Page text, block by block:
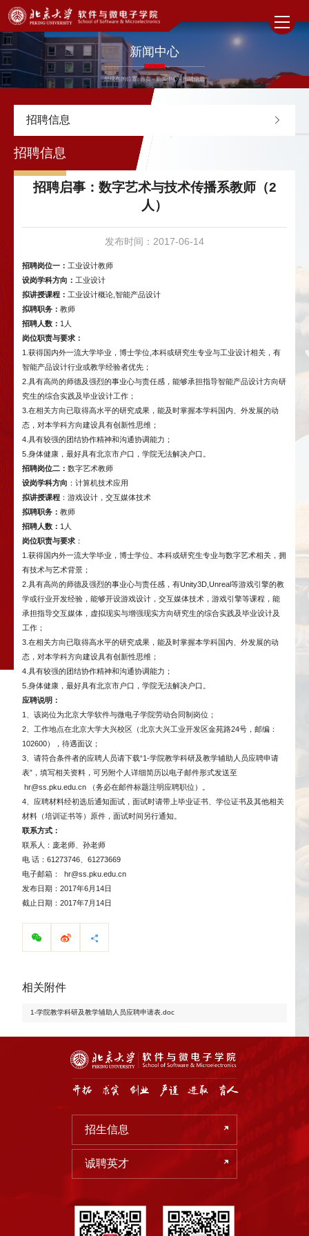
新闻中心
您现在的位置: 首页 - 新闻中心 - 招聘信息
招聘信息
招聘信息
招聘启事：数字艺术与技术传播系教师（2
人）
发布时间：2017-06-14
招聘岗位一 ： 工业设计教师
设岗学科方向： 工业设计
拟讲授课程： 工业设计概论,智能产品设计
拟聘职务： 教师
招聘人数： 1人
岗位职责与要求 ：
1.获得国内外一流大学毕业，博士学位,本科或研究生专业与工业设计相关，有
智能产品设计行业或教学经验者优先；
2.具有高尚的师德及强烈的事业心与责任感，能够承担指导智能产品设计方向研
究生的综合实践及毕业设计工作；
3.在相关方向已取得高水平的研究成果，能及时掌握本学科国内、外发展的动
态，对本学科方向建设具有创新性思维；
4.具有较强的团结协作精神和沟通协调能力；
5.身体健康，最好具有北京市户口，学院无法解决户口。
招聘岗位二 ： 数字艺术教师
设岗学科方向 ：计算机技术应用
拟讲授课程 ：游戏设计，交互媒体技术
拟聘职务： 教师
招聘人数： 1人
岗位职责与要求 ：
1.获得国内外一流大学毕业，博士学位。本科或研究生专业与数字艺术相关，拥
有技术与艺术背景；
2.具有高尚的师德及强烈的事业心与责任感，有Unity3D,Unreal等游戏引擎的教
学或行业开发经验，能够开设游戏设计，交互媒体技术，游戏引擎等课程，能
承担指导交互媒体，虚拟现实与增强现实方向研究生的综合实践及毕业设计及
工作；
3.在相关方向已取得高水平的研究成果，能及时掌握本学科国内、外发展的动
态，对本学科方向建设具有创新性思维；
4.具有较强的团结协作精神和沟通协调能力；
5.身体健康，最好具有北京市户口，学院无法解决户口。
应聘说明：
1、该岗位为北京大学软件与微电子学院劳动合同制岗位；
2、工作地点在北京大学大兴校区（北京大兴工业开发区金苑路24号，邮编：
102600），待遇面议；
3、请符合条件者的应聘人员请下载“1-学院教学科研及教学辅助人员应聘申请
表”，填写相关资料，可另附个人详细简历以电子邮件形式发送至
hr@ss.pku.edu.cn （务必在邮件标题注明应聘职位）。
4、应聘材料经初选后通知面试，面试时请带上毕业证书、学位证书及其他相关
材料（培训证书等）原件，面试时间另行通知。
联系方式：
联系人：庞老师、孙老师
电 话：61273746、61273669
电子邮箱：
hr@ss.pku.edu.cn
发布日期：2017年6月14日
截止日期：2017年7月14日
相关附件
1-学院教学科研及教学辅助人员应聘申请表.doc
招生信息
诚聘英才